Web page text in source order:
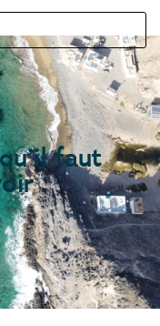
faut